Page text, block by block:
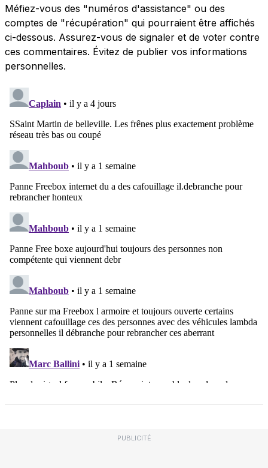
Méfiez-vous des "numéros d'assistance" ou des
comptes de "récupération" qui pourraient être affichés
ci-dessous. Assurez-vous de signaler et de voter contre
ces commentaires. Évitez de publier vos informations
personnelles.
PUBLICITÉ